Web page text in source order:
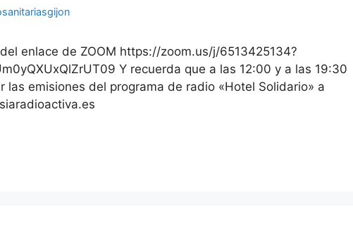
enlace de ZOOM https://zoom.us/j/6513425134?
Y recuerda que a las 12:00 y a las 19:30
las emisiones del programa de radio «Hotel Solidario» a